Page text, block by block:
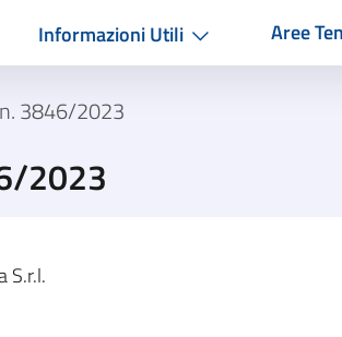
Informazioni Utili Aree
3846/2023
2023
S.r.l.